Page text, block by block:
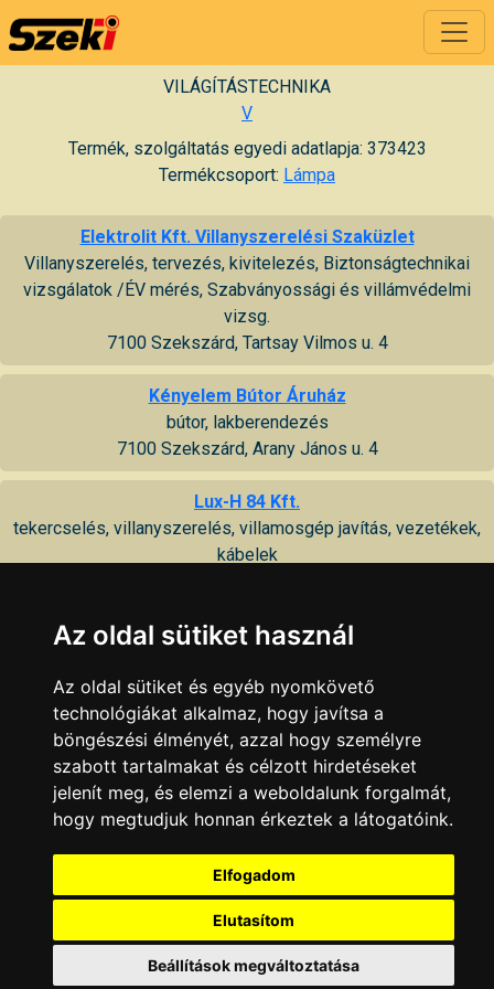
VILÁGÍTÁSTECHNIKA
V
Termék, szolgáltatás egyedi adatlapja: 373423
Termékcsoport: Lámpa
Elektrolit Kft. Villanyszerelési Szaküzlet
Villanyszerelés, tervezés, kivitelezés, Biztonságtechnikai
vizsgálatok /ÉV mérés, Szabványossági és villámvédelmi
vizsg.
7100 Szekszárd, Tartsay Vilmos u. 4
Kényelem Bútor Áruház
bútor, lakberendezés
7100 Szekszárd, Arany János u. 4
Lux-H 84 Kft.
tekercselés, villanyszerelés, villamosgép javítás, vezetékek,
kábelek
KAPCSOLAT |HIRDETÉS
Az oldal sütiket használ
Az oldal sütiket és egyéb nyomkövető
technológiákat alkalmaz, hogy javítsa a
böngészési élményét, azzal hogy személyre
szabott tartalmakat és célzott hirdetéseket
jelenít meg, és elemzi a weboldalunk forgalmát,
hogy megtudjuk honnan érkeztek a látogatóink.
Elfogadom
Elutasítom
Beállítások megváltoztatása